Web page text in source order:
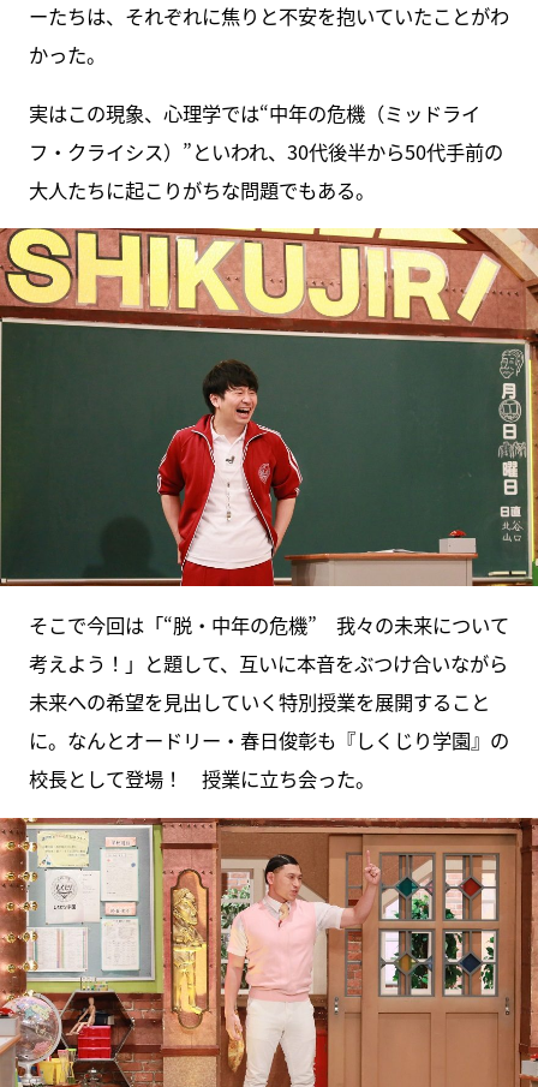
ーたちは、それぞれに焦りと不安を抱いていたことがわ
かった。
実はこの現象、心理学では“中年の危機（ミッドライ
フ・クライシス）”といわれ、30代後半から50代手前の
大人たちに起こりがちな問題でもある。
そこで今回は「“脱・中年の危機” 我々の未来について
考えよう！」と題して、互いに本音をぶつけ合いながら
未来への希望を見出していく特別授業を展開すること
に。なんとオードリー・春日俊彰も『しくじり学園』の
校長として登場！ 授業に立ち会った。